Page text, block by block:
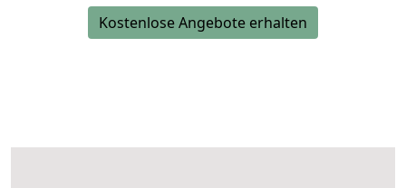
Kostenlose Angebote erhalten